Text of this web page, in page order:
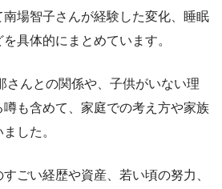
場智子さんが経験した変化、睡眠
具体的にまとめています。
さんとの関係や、子供がいない理
も含めて、家庭での考え方や家族
した。
ごい経歴や資産、若い頃の努力、